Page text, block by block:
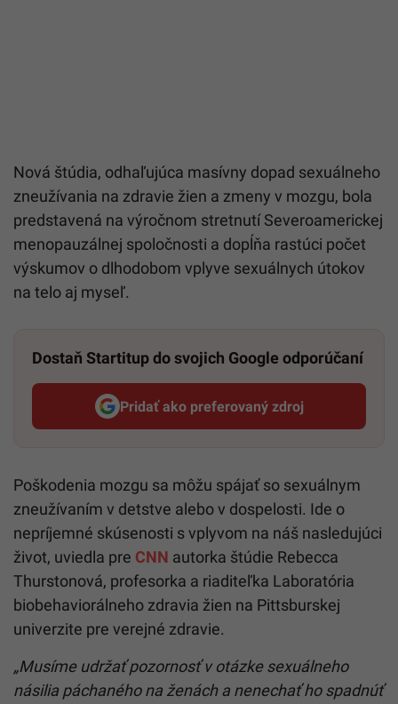
Nová štúdia, odhaľujúca masívny dopad sexuálneho
zneužívania na zdravie žien a zmeny v mozgu, bola
predstavená na výročnom stretnutí Severoamerickej
menopauzálnej spoločnosti a dopĺňa rastúci počet
výskumov o dlhodobom vplyve sexuálnych útokov
na telo aj myseľ.
Dostaň Startitup do svojich Google odporúčaní
Pridať ako preferovaný zdroj
Startitup, odkaz sa otvorí v
Poškodenia mozgu sa môžu spájať so sexuálnym
zneužívaním v detstve alebo v dospelosti. Ide o
nepríjemné skúsenosti s vplyvom na náš nasledujúci
život, uviedla pre CNN autorka štúdie Rebecca
Thurstonová, profesorka a riaditeľka Laboratória
biobehaviorálneho zdravia žien na Pittsburskej
univerzite pre verejné zdravie.
„Musíme udržať pozornosť v otázke sexuálneho
násilia páchaného na ženách a nenechať ho spadnúť